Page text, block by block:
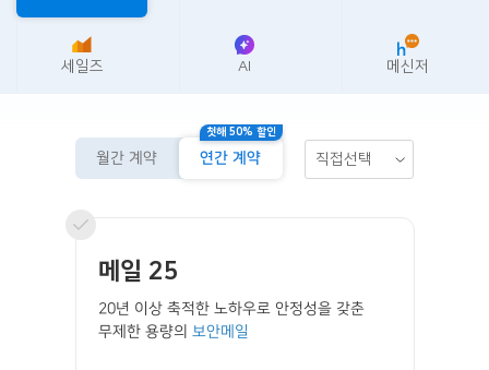
세일즈 AI 메신저
월간 계약 연간 계약
첫해 50% 할인
직접선택
메일 25
20년 이상 축적한 노하우로 안정성을 갖춘
무제한 용량의 보안메일